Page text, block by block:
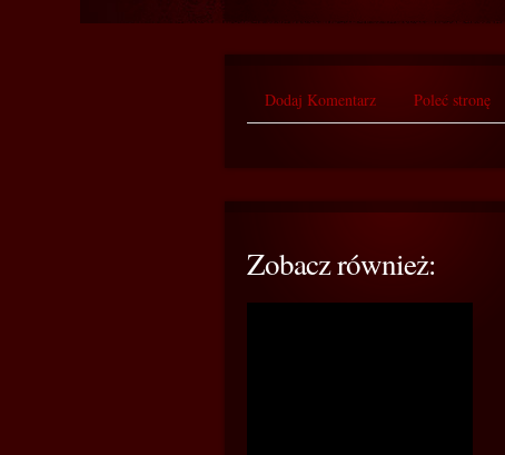
Dodaj Komentarz Poleć stronę
Zobacz również: